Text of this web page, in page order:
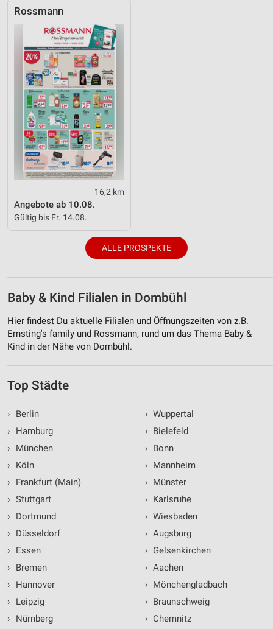
Rossmann
16,2 km
Angebote ab 10.08.
Gültig bis Fr. 14.08.
ALLE PROSPEKTE
Baby & Kind Filialen in Dombühl
Hier findest Du aktuelle Filialen und Öffnungszeiten von z.B.
Ernsting's family und Rossmann, rund um das Thema Baby &
Kind in der Nähe von Dombühl.
Top Städte
›
Berlin
›
Hamburg
›
München
›
Köln
›
Frankfurt (Main)
› Stuttgart
›
Dortmund
›
Düsseldorf
›
Essen
›
Bremen
›
Hannover
›
Leipzig
›
Nürnberg
› Wuppertal
› Bielefeld
› Bonn
› Mannheim
› Münster
› Karlsruhe
› Wiesbaden
› Augsburg
› Gelsenkirchen
› Aachen
› Mönchengladbach
› Braunschweig
› Chemnitz